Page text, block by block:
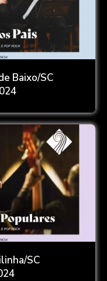
Baixo/SC
SC